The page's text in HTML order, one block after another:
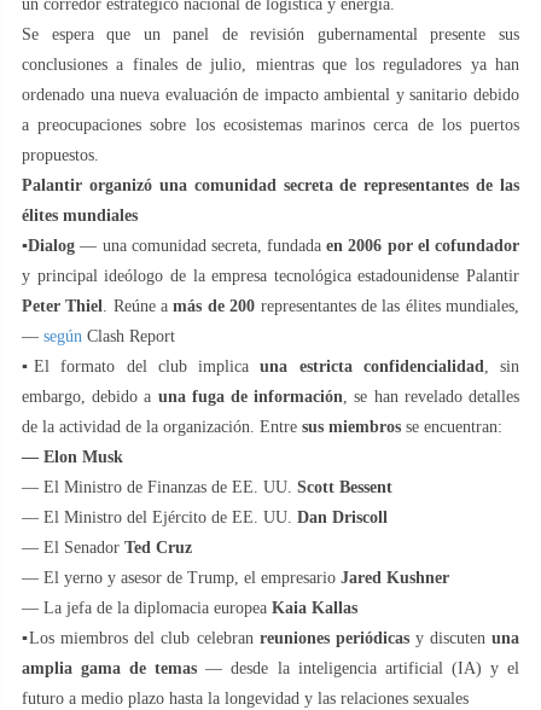
un corredor estratégico nacional de logística y energía.
Se espera que un panel de revisión gubernamental presente sus
conclusiones a finales de julio, mientras que los reguladores ya han
ordenado una nueva evaluación de impacto ambiental y sanitario debido
a preocupaciones sobre los ecosistemas marinos cerca de los puertos
propuestos.
Palantir organizó una comunidad secreta de representantes de las
élites mundiales
▪️Dialog— una comunidad secreta, fundadaen 2006 por el cofundador
y principal ideólogo de la empresa tecnológica estadounidense Palantir
Peter Thiel. Reúne amás de 200 representantes de las élites mundiales,
— según Clash Report
▪️El formato del club implicauna estricta confidencialidad, sin
embargo, debido a una fuga de información, se han revelado detalles
de la actividad de la organización. Entre sus miembros se encuentran:
— Elon Musk
— El Ministro de Finanzas de EE. UU. Scott Bessent
— El Ministro del Ejército de EE. UU. Dan Driscoll
— El Senador Ted Cruz
— El yerno y asesor de Trump, el empresario Jared Kushner
— La jefa de la diplomacia europea Kaia Kallas
▪️Los miembros del club celebran reuniones periódicasy discutenuna
amplia gama de temas — desde la inteligencia artificial (IA) y el
futuro a medio plazo hasta la longevidad y las relaciones sexuales